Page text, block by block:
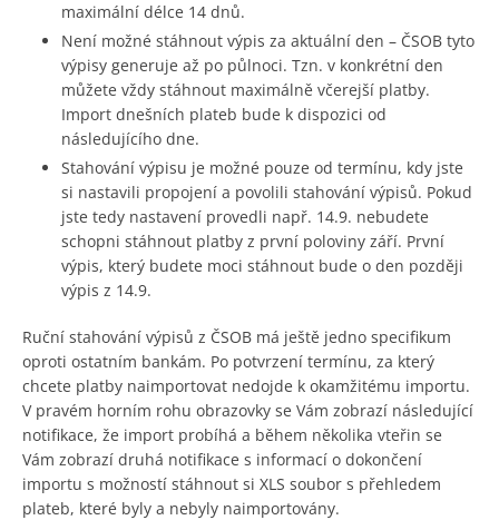
maximální délce 14 dnů.
Není možné stáhnout výpis za aktuální den – ČSOB tyto
výpisy generuje až po půlnoci. Tzn. v konkrétní den
můžete vždy stáhnout maximálně včerejší platby.
Import dnešních plateb bude k dispozici od
následujícího dne.
Stahování výpisu je možné pouze od termínu, kdy jste
si nastavili propojení a povolili stahování výpisů. Pokud
jste tedy nastavení provedli např. 14.9. nebudete
schopni stáhnout platby z první poloviny září. První
výpis, který budete moci stáhnout bude o den později
výpis z 14.9.
Ruční stahování výpisů z ČSOB má ještě jedno specifikum
oproti ostatním bankám. Po potvrzení termínu, za který
chcete platby naimportovat nedojde k okamžitému importu.
V pravém horním rohu obrazovky se Vám zobrazí následující
notifikace, že import probíhá a během několika vteřin se
Vám zobrazí druhá notifikace s informací o dokončení
importu s možností stáhnout si XLS soubor s přehledem
plateb, které byly a nebyly naimportovány.